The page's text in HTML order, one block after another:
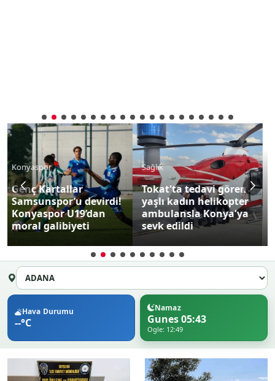
Sağlık
Tokat'ta tedavi gören
yaşlı kadın helikopter
ambulansla Konya'ya
sevk edildi
Çevre
Kanadından
yaralanan kızıl şahin,
duyarlı çiftçinin
dikkatiyle kurtuldu
Hava Durumu
--°C
Namaz
Gunes 05:43
Ogle: 12:49